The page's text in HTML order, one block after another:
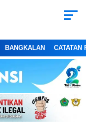
BANGKALAN CATATAN